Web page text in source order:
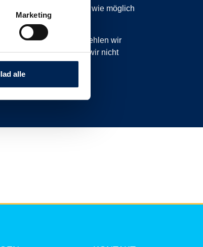
Marketing
alle
wir Sie so schnell wie möglich
sind. Daher empfehlen wir
oder zu schreiben, da wir nicht